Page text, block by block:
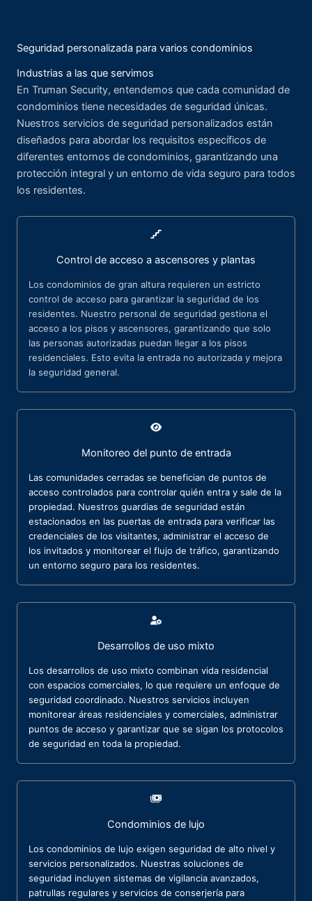
Seguridad personalizada para varios condominios
Industrias a las que servimos
En Truman Security, entendemos que cada comunidad de
condominios tiene necesidades de seguridad únicas.
Nuestros servicios de seguridad personalizados están
diseñados para abordar los requisitos específicos de
diferentes entornos de condominios, garantizando una
protección integral y un entorno de vida seguro para todos
los residentes.
Control de acceso a ascensores y plantas
Los condominios de gran altura requieren un estricto
control de acceso para garantizar la seguridad de los
residentes. Nuestro personal de seguridad gestiona el
acceso a los pisos y ascensores, garantizando que solo
las personas autorizadas puedan llegar a los pisos
residenciales. Esto evita la entrada no autorizada y mejora
la seguridad general.
Monitoreo del punto de entrada
Las comunidades cerradas se benefician de puntos de
acceso controlados para controlar quién entra y sale de la
propiedad. Nuestros guardias de seguridad están
estacionados en las puertas de entrada para verificar las
credenciales de los visitantes, administrar el acceso de
los invitados y monitorear el flujo de tráfico, garantizando
un entorno seguro para los residentes.
Desarrollos de uso mixto
Los desarrollos de uso mixto combinan vida residencial
con espacios comerciales, lo que requiere un enfoque de
seguridad coordinado. Nuestros servicios incluyen
monitorear áreas residenciales y comerciales, administrar
puntos de acceso y garantizar que se sigan los protocolos
de seguridad en toda la propiedad.
Condominios de lujo
Los condominios de lujo exigen seguridad de alto nivel y
servicios personalizados. Nuestras soluciones de
seguridad incluyen sistemas de vigilancia avanzados,
patrullas regulares y servicios de conserjería para